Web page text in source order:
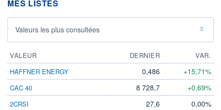
MES LISTES
Valeurs les plus consultées
VALEUR DERNIER
VAR.
HAFFNER ENERGY
0,486 +15,71%
CAC 40 8 728,7 +0,69%
2CRSI 27,6 0,00%